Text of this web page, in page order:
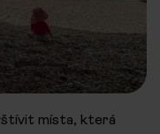
místa, která